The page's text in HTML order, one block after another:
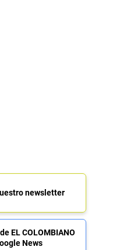
newsletter
EL COLOMBIANO
News